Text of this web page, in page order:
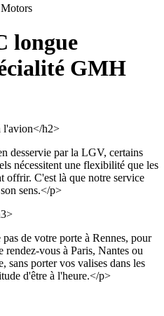
longue
GMH
l'avion</h2>
desservie par la LGV, certains
nécessitent une flexibilité que les
offrir. C'est là que notre service
sens.</p>
de votre porte à Rennes, pour
vous à Paris, Nantes ou
sans porter vos valises dans les
d'être à l'heure.</p>